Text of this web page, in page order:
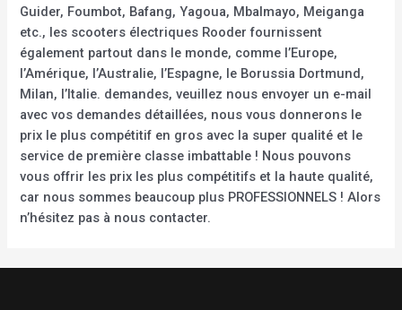
Guider, Foumbot, Bafang, Yagoua, Mbalmayo, Meiganga
etc., les scooters électriques Rooder fournissent
également partout dans le monde, comme l’Europe,
l’Amérique, l’Australie, l’Espagne, le Borussia Dortmund,
Milan, l’Italie. demandes, veuillez nous envoyer un e-mail
avec vos demandes détaillées, nous vous donnerons le
prix le plus compétitif en gros avec la super qualité et le
service de première classe imbattable ! Nous pouvons
vous offrir les prix les plus compétitifs et la haute qualité,
car nous sommes beaucoup plus PROFESSIONNELS ! Alors
n’hésitez pas à nous contacter.